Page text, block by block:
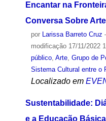
Encantar na
Conversa Sobre
por Larissa Barreto Cruz
modificação17/11/2022
público, Arte, Grupo de
Sistema Cultural entre o
Localizado em
Sustentabilidade:
e a Educação Básica